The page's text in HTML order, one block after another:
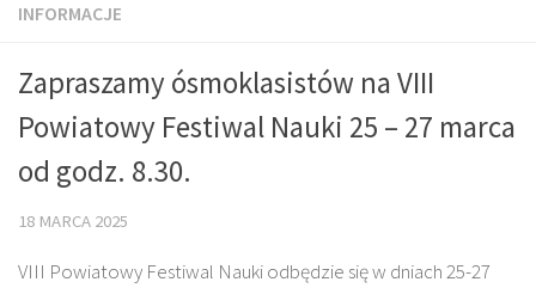
INFORMACJE
Zapraszamy ósmoklasistów na VIII
Powiatowy Festiwal Nauki 25 – 27 marca
od godz. 8.30.
18 MARCA 2025
VIII Powiatowy Festiwal Nauki odbędzie się w dniach 25-27